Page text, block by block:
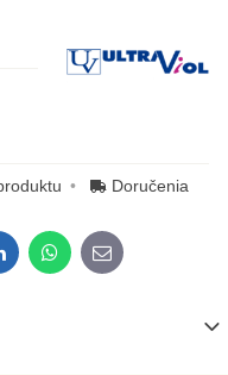
Výrobca:
Doručenia
WhatsApp
E-mail